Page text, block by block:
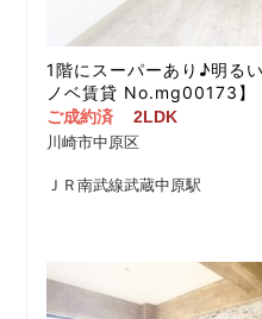
1階にスーパーあり♪明る
ノベ賃貸 No.mg00173】
ご成約済
2LDK
川崎市中原区
ＪＲ南武線武蔵中原駅